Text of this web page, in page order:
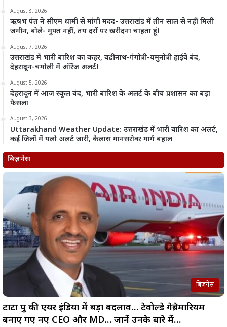
August 8, 2026
ऋषभ पंत ने सीएम धामी से मांगी मदद- उत्तराखंड में तीन साल से नहीं मिली
जमीन, बोले- मुफ्त नहीं, तय दरों पर खरीदना चाहता हूं!
August 7, 2026
उत्तराखंड में भारी बारिश का कहर, बद्रीनाथ-गंगोत्री-यमुनोत्री हाईवे बंद,
देहरादून-चमोली में ऑरेंज अलर्ट!
August 5, 2026
देहरादून में आज स्कूल बंद, भारी बारिश के अलर्ट के बीच प्रशासन का बड़ा
फैसला
August 3, 2026
Uttarakhand Weather Update: उत्तराखंड में भारी बारिश का अलर्ट,
कई जिलों में यलो अलर्ट जारी, कैलास मानसरोवर मार्ग बहाल
बिज़नेस
बिज़नेस
टाटा ग्रुप की एयर इंडिया में बड़ा बदलाव… टेवोल्डे गेब्रेमारियम
बनाए गए नए CEO और MD… जानें उनके बारे में…